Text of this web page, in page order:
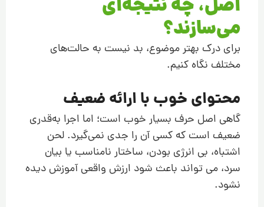
اصل، چه نتیجه‌ای
می‌سازند؟
برای درک بهتر موضوع، بد نیست به حالت‌های
مختلف نگاه کنیم.
محتوای خوب با ارائه ضعیف
گاهی اصل حرف بسیار خوب است؛ اما اجرا به‌قدری
ضعیف است که کسی آن را جدی نمی‌گیرد. لحن
اشتباه، بی انرژی بودن، ساختار نامناسب یا بیان
سرد، می تواند باعث شود ارزش واقعی آموزش دیده
نشود.